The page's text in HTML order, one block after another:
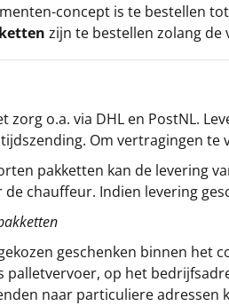
-concept is te bestellen
zijn te bestellen zolang
zorg o.a. via DHL en PostNL.
Om vertragingen
pakketten kan de levering
chauffeur. Indien levering
geschenken binnen het
palletvervoer, op het
naar particuliere adressen